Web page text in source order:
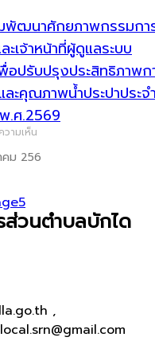
พัฒนาศักยภาพกรรมกา
ะเจ้าหน้าที่ผู้ดูแลระบบ
อปรับปรุงประสิทธิภาพก
ะคุณภาพน้ำประปาประจ
.ศ.2569
วามเห็น
ม 256
5
ส่วนตำบลบักได
,